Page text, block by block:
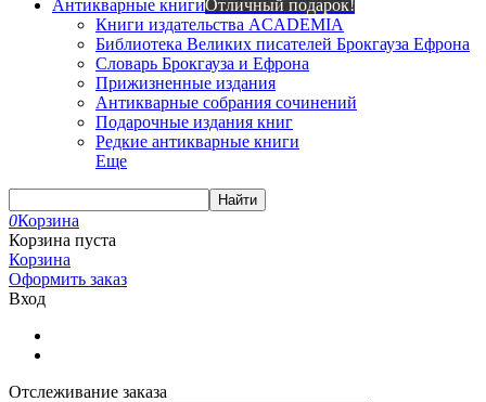
Антикварные книгиОтличный подарок!
Книги издательства ACADEMIA
Библиотека Великих писателей Брокгауза Ефрона
Словарь Брокгауза и Ефрона
Прижизненные издания
Антикварные собрания сочинений
Подарочные издания книг
Редкие антикварные книги
Еще
Найти
0Корзина
Корзина пуста
Корзина
Оформить заказ
Вход
Отслеживание заказа